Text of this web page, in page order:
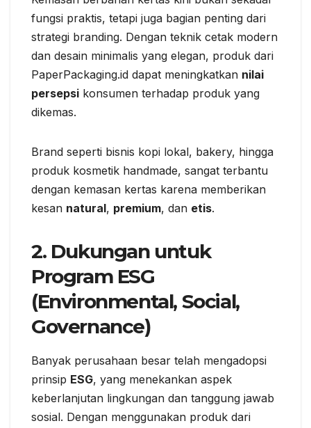
fungsi praktis, tetapi juga bagian penting dari
strategi branding. Dengan teknik cetak modern
dan desain minimalis yang elegan, produk dari
PaperPackaging.id dapat meningkatkan nilai
persepsi konsumen terhadap produk yang
dikemas.
Brand seperti bisnis kopi lokal, bakery, hingga
produk kosmetik handmade, sangat terbantu
dengan kemasan kertas karena memberikan
kesan natural, premium, dan etis.
2. Dukungan untuk
Program ESG
(Environmental, Social,
Governance)
Banyak perusahaan besar telah mengadopsi
prinsip ESG, yang menekankan aspek
keberlanjutan lingkungan dan tanggung jawab
sosial. Dengan menggunakan produk dari